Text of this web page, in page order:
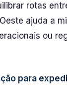
rotas
ajuda a
ou
para